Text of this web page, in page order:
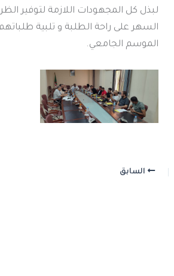
لبذل كل المجهودات اللازمة لتوفير
السهر على راحة الطلبة و تلبية
الموسم الجامعي.
السابق